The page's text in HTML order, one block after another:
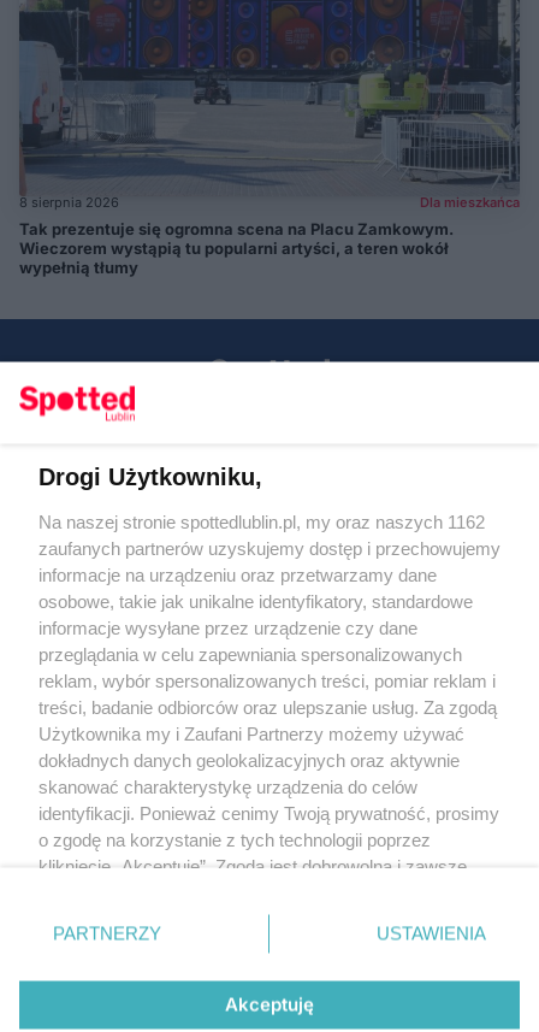
8 sierpnia 2026 Dla mieszkańca
Tak prezentuje się ogromna scena na Placu Zamkowym.
Wieczorem wystąpią tu popularni artyści, a teren wokół
wypełnią tłumy
KATEGORIE
OGŁOSZENIA
WYDARZENIA
NA SKRÓTY
Regulamin
Polityka prywatności
RODO
Warunki korzystania z treści
Drogi Użytkowniku,
Na naszej stronie spottedlublin.pl, my oraz naszych 1162
zaufanych partnerów uzyskujemy dostęp i przechowujemy
informacje na urządzeniu oraz przetwarzamy dane
osobowe, takie jak unikalne identyfikatory, standardowe
informacje wysyłane przez urządzenie czy dane
przeglądania w celu zapewniania spersonalizowanych
reklam, wybór spersonalizowanych treści, pomiar reklam i
treści, badanie odbiorców oraz ulepszanie usług. Za zgodą
Użytkownika my i Zaufani Partnerzy możemy używać
dokładnych danych geolokalizacyjnych oraz aktywnie
skanować charakterystykę urządzenia do celów
identyfikacji. Ponieważ cenimy Twoją prywatność, prosimy
o zgodę na korzystanie z tych technologii poprzez
kliknięcie „Akceptuję”. Zgoda jest dobrowolna i zawsze
prywatności znajdujący się w lewym dolnym rogu strony
. Niektóre rodzaje przetwarzania danych nie wymagają
zgody użytkownika, ale masz prawo sprzeciwić się
takiemu przetwarzaniu. Preferencje będą miały
PARTNERZY USTAWIENIA
Akceptuję